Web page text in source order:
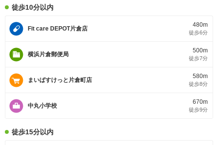
徒歩10分以内
Fit care DEPOT片倉店
480m
徒歩6分
横浜片倉郵便局
500m
徒歩7分
まいばすけっと片倉町店
580m
徒歩8分
中丸小学校
670m
徒歩9分
徒歩15分以内